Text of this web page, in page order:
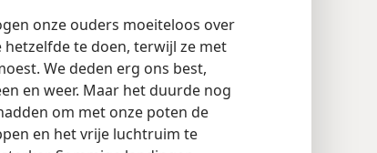
onze ouders moeiteloos over
te doen, terwijl ze met
We deden erg ons best,
en weer. Maar het duurde nog
om met onze poten de
en het vrije luchtruim te